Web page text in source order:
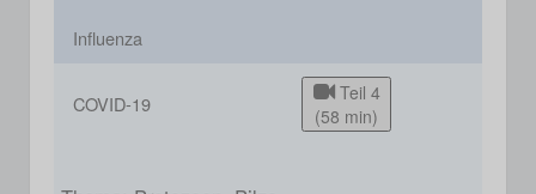
Influenza
COVID-19
Teil 4
(58 min)